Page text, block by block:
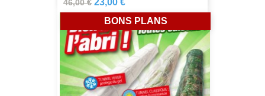
46,00 €
BONS PLANS